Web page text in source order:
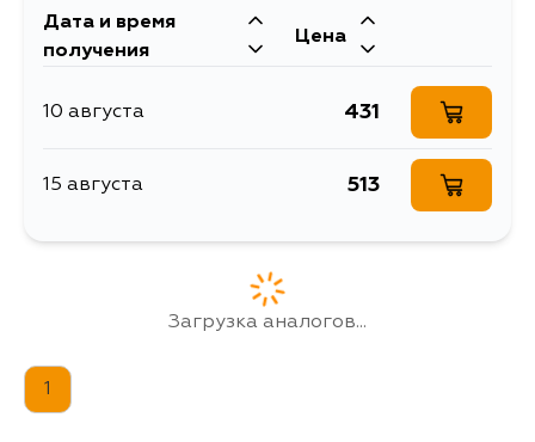
Дата и время
получения
Цена
10 августа 431
15 августа 513
Загрузка аналогов...
1